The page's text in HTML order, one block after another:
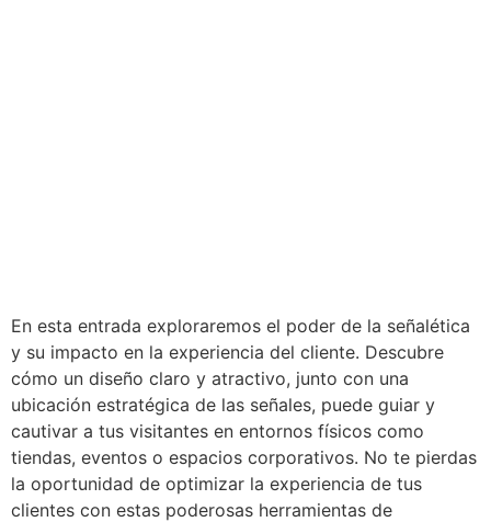
En esta entrada exploraremos el poder de la señalética
y su impacto en la experiencia del cliente. Descubre
cómo un diseño claro y atractivo, junto con una
ubicación estratégica de las señales, puede guiar y
cautivar a tus visitantes en entornos físicos como
tiendas, eventos o espacios corporativos. No te pierdas
la oportunidad de optimizar la experiencia de tus
clientes con estas poderosas herramientas de